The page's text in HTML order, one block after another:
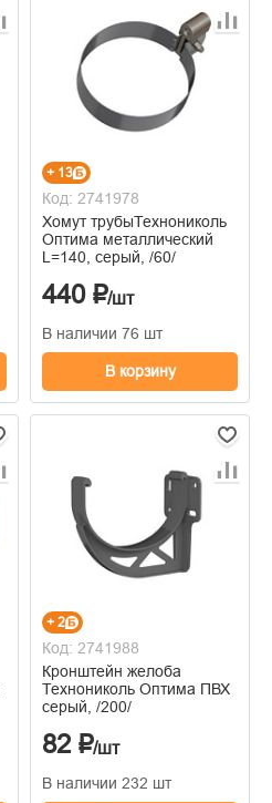
+ 13
Код: 2741978
Хомут трубыТехнониколь
Оптима металлический
L=140, серый, /60/
440 ₽/шт
В наличии 76 шт
В корзину
+ 2
Код: 2741988
Кронштейн желоба
Технониколь Оптима ПВХ
серый, /200/
82 ₽/шт
В наличии 232 шт